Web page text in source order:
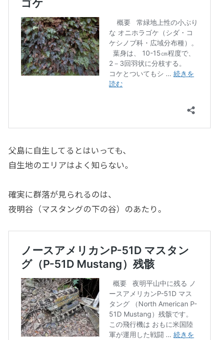
父島に自生してるとはいっても、
自生地のエリアはよく知らない。
確実に群落が見られるのは、
夜明谷（マスタングの下の谷）のあたり。